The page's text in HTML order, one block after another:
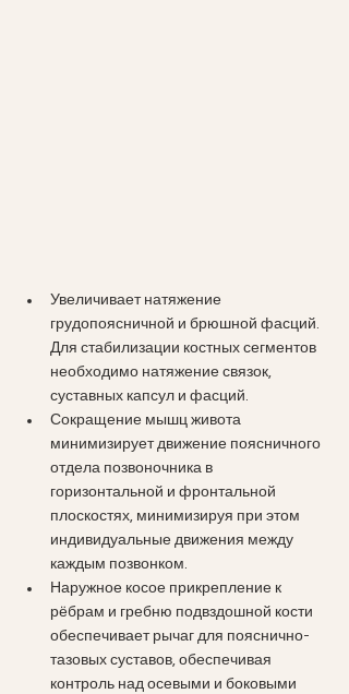
Увеличивает натяжение
грудопоясничной и брюшной фасций.
Для стабилизации костных сегментов
необходимо натяжение связок,
суставных капсул и фасций.
Сокращение мышц живота
минимизирует движение поясничного
отдела позвоночника в
горизонтальной и фронтальной
плоскостях, минимизируя при этом
индивидуальные движения между
каждым позвонком.
Наружное косое прикрепление к
рёбрам и гребню подвздошной кости
обеспечивает рычаг для пояснично-
тазовых суставов, обеспечивая
контроль над осевыми и боковыми